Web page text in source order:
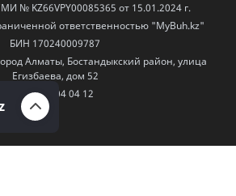
№ KZ66VPY00085365 от 15.01.2024 г.
ответственностью "MyBuh.kz"
БИН 170240009787
Алматы, Бостандыкский район, улица
Егизбаева, дом 52
+7 777 504 04 12